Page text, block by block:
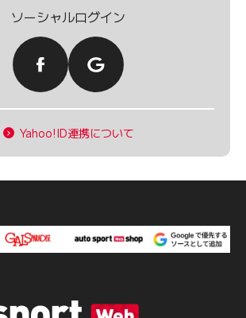
ソーシャルログイン
Yahoo!ID連携について